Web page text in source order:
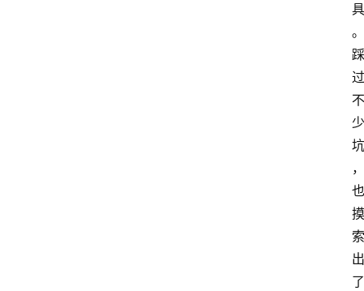
具
。
踩
过
不
少
坑
，
也
摸
索
出
了